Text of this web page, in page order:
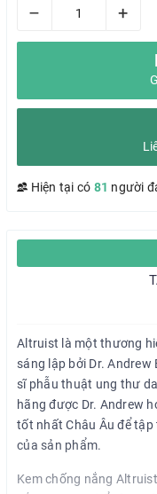
– +
Hiện tại có 81 người
Altruist là một thương
sáng lập bởi Dr. Andrew
sĩ phẫu thuật ung thư
hãng được Dr. Andrew
tốt nhất Châu Âu để
của sản phẩm.
Kem chống nắng